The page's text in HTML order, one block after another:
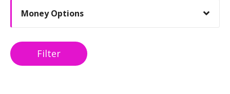
Money Options
Filter